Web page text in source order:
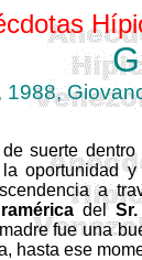
1988,
suerte
oportunidad
a
del
fue una
hasta ese